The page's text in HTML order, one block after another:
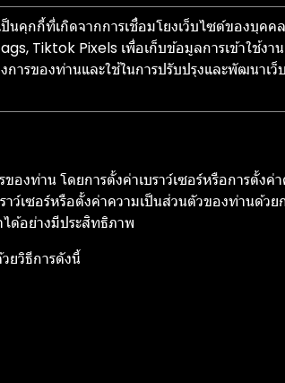
ป็นคุกกี้ที่เกิดจากการเชื่อมโยงเว็บไซต์ของบุ
Tiktok Pixels เพื่อเก็บข้อมูลการเข้าใช้ง
การของท่านและใช้ในการปรับปรุงและพัฒนา
งท่าน โดยการตั้งค่าเบราว์เซอร์หรือการตั้งค่
ว์เซอร์หรือตั้งค่าความเป็นส่วนตัวของท่านด้ว
ด้อย่างมีประสิทธิภาพ
ยวิธีการดังนี้